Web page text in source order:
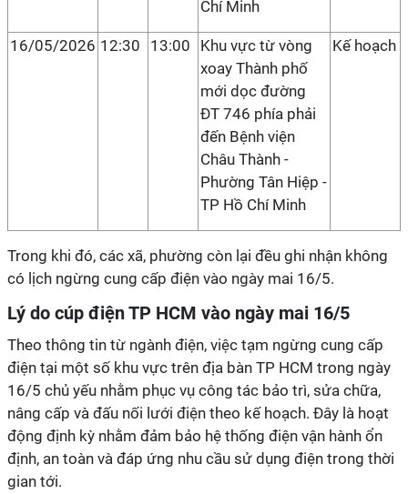
Chí Minh
16/05/2026 12:30 13:00
Khu vực từ vòng
xoay Thành phố
mới dọc đường
ĐT 746 phía phải
đến Bệnh viện
Châu Thành -
Phường Tân Hiệp -
TP Hồ Chí Minh
Kế hoạch
Trong khi đó, các xã, phường còn lại đều ghi nhận không
có lịch ngừng cung cấp điện vào ngày mai 16/5.
Lý do cúp điện TP HCM vào ngày mai 16/5
Theo thông tin từ ngành điện, việc tạm ngừng cung cấp
điện tại một số khu vực trên địa bàn TP HCM trong ngày
16/5 chủ yếu nhằm phục vụ công tác bảo trì, sửa chữa,
nâng cấp và đấu nối lưới điện theo kế hoạch. Đây là hoạt
động định kỳ nhằm đảm bảo hệ thống điện vận hành ổn
định, an toàn và đáp ứng nhu cầu sử dụng điện trong thời
gian tới.